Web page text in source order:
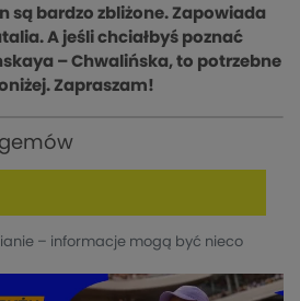
są bardzo zbliżone. Zapowiada
A jeśli chciałbyś poznać
– Chwalińska, to potrzebne
Zapraszam!
gemów
– informacje mogą być nieco